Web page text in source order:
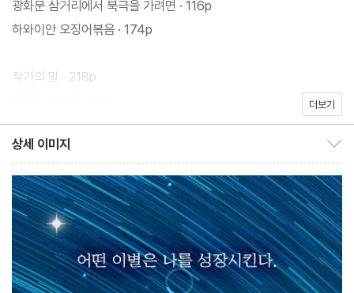
을 들은 순간에 이르기까지, 누군가를 사랑했기에 가슴에 새겨진 수
기던 손을 멈추고 문득문득 지나가거나 다가올 사랑에 대해 가만히
생각하게 되는 까닭은 그 찬찬한 표현들에 마음을 울리는 힘이 있기
독특한 세계관으로 독자를 이끄는 상처받은 자들의 대변인
권혁일 작가는 첫 장편 소설의 시놉시스를 공개한 것만으로 크라우
드 펀딩 721% 달성을 기록한 바 있는 화제의 신예다. 창의성이 돋보
이는 세계관으로 호기심을 일으키고, 상처 입은 이들을 대변하면서
공감을 이끌어 내는 작가의 능력이 단편이라는 형식과 로맨스라는
광화문 삼거리에서 북극을 가려면 · 116p
하와이안 오징어볶음 · 174p
작가의 말 · 218p
더보기
상세 이미지